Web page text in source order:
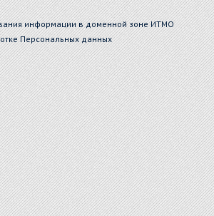
информации в доменной зоне ИТМО
Персональных данных